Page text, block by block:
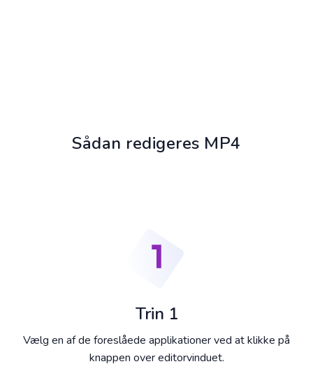
Sådan redigeres MP4
Trin 1
Vælg en af de foreslåede applikationer ved at klikke på
knappen over editorvinduet.